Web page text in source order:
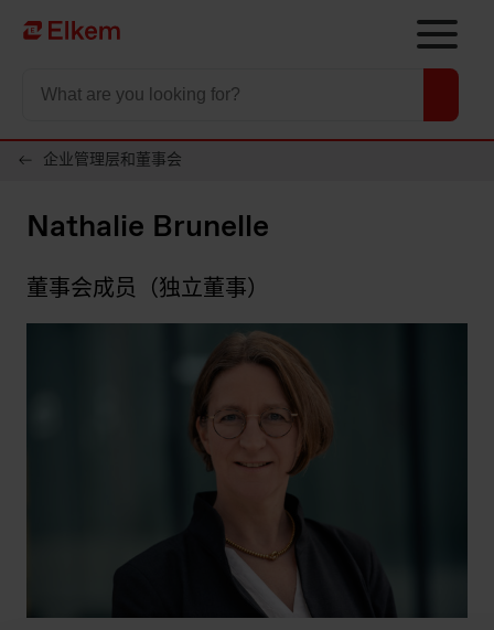
Skip to main content
To start page
企业管理层和董事会
Nathalie Brunelle
董事会成员（独立董事）